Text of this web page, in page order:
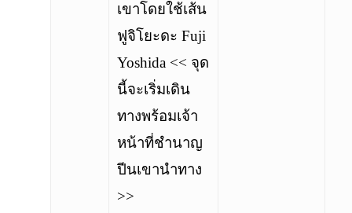
เขาโดยใช้เส้น
ฟูจิโยะดะ Fuji
Yoshida << จุด
นี้จะเริ่มเดิน
ทางพร้อมเจ้า
หน้าที่ชำนาญ
ปีนเขานำทาง
>>